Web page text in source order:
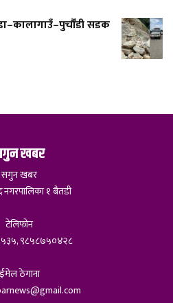
सडक
खबर
सगुन खबर
१ बैतडी
टेलिफोन
९८५८७५०४२८
ईमेल ठेगाना